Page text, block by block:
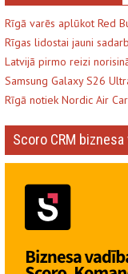
Rīgā varēs aplūkot Red
Rīgas lidostai jauni
Latvijā pirmo reizi
Samsung Galaxy S26
Rīgā notiek Nordic Air
Scoro CRM biznesa